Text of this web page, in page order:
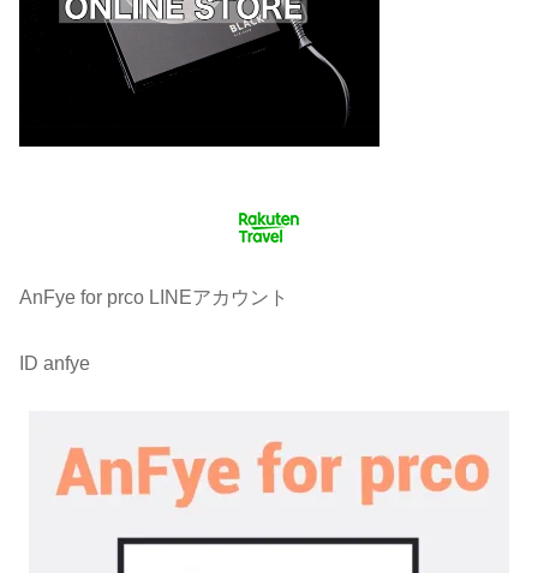
AnFye for prco LINEアカウント
ID anfye